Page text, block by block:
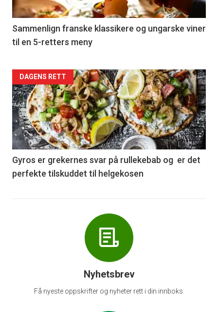
-
5
Sammenlign franske klassikere og ungarske viner
til en 5-retters meny
Forsiden
akkurat
nå
-
6
DAGENS RETT
Gyros er grekernes svar på rullekebab og er det
perfekte tilskuddet til helgekosen
Nyhetsbrev
Få nyeste oppskrifter og nyheter rett i din innboks.